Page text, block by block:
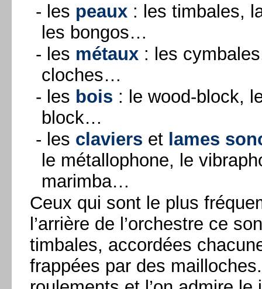
- les peaux: les timbales,
les bongos…
- les métaux: les
cloches…
- les bois : le wood-block,
block…
- les claviers et lames
le métallophone, le
marimba…
Ceux qui sont le plus
l’arrière de l’orchestre ce
timbales, accordées
frappées par des